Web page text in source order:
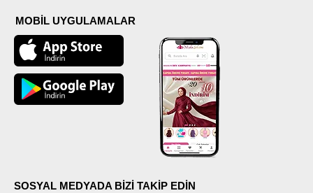
MOBİL UYGULAMALAR
SOSYAL MEDYADA BİZİ TAKİP EDİN